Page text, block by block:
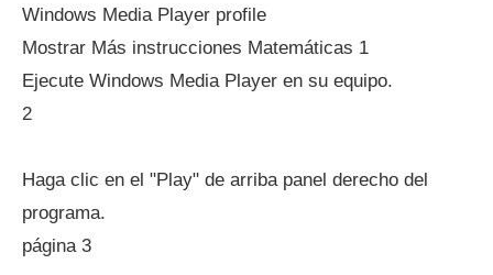
Windows Media Player profile
Mostrar Más instrucciones Matemáticas 1
Ejecute Windows Media Player en su equipo.
2
Haga clic en el "Play" de arriba panel derecho del
programa.
página 3